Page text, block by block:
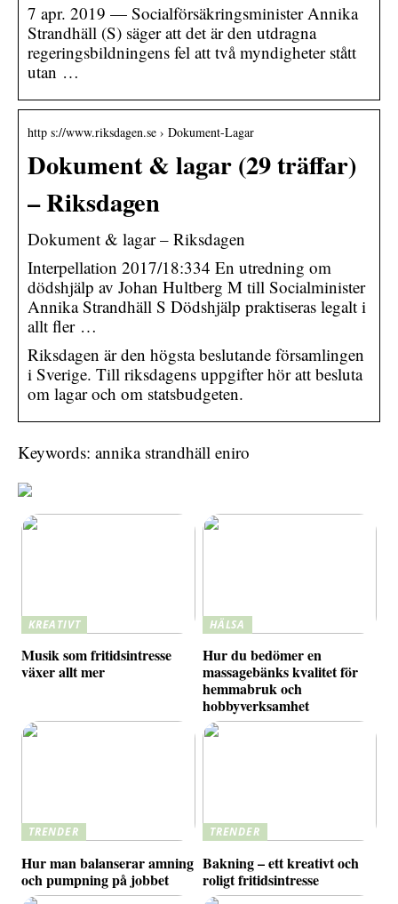
7 apr. 2019 — Socialförsäkringsminister Annika
Strandhäll (S) säger att det är den utdragna
regeringsbildningens fel att två myndigheter stått
utan …
http s://www.riksdagen.se › Dokument-Lagar
Dokument & lagar (29 träffar)
– Riksdagen
Dokument & lagar – Riksdagen
Interpellation 2017/18:334 En utredning om
dödshjälp av Johan Hultberg M till Socialminister
Annika Strandhäll S Dödshjälp praktiseras legalt i
allt fler …
Riksdagen är den högsta beslutande församlingen
i Sverige. Till riksdagens uppgifter hör att besluta
om lagar och om statsbudgeten.
Keywords: annika strandhäll eniro
KREATIVT
Musik som fritidsintresse
växer allt mer
HÄLSA
Hur du bedömer en
massagebänks kvalitet för
hemmabruk och
hobbyverksamhet
TRENDER
Hur man balanserar amning
och pumpning på jobbet
TRENDER
Bakning – ett kreativt och
roligt fritidsintresse